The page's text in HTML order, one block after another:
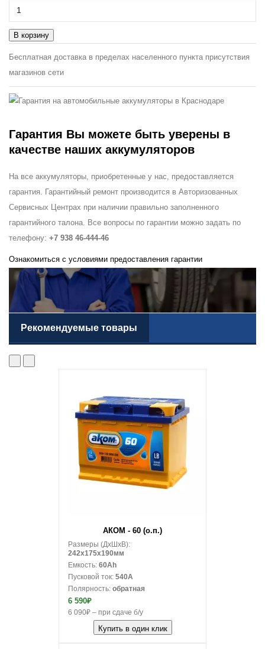
В корзину
Бесплатная доставка в пределах населенного пункта присутствия
магазинов сети
Гарантия Вы можете быть уверены в
качестве наших аккумуляторов
На все аккумуляторы, приобретенные у нас, предоставляется
гарантия. Гарантийный ремонт производится в Авторизованных
Сервисных Центрах при наличии правильно заполненного
гарантийного талона. Все вопросы по гарантии можно задать по
телефону: +7 938 46-444-46
Ознакомиться с условиями предоставления гарантии
Рекомендуемые товары
АКОМ - 60 (о.п.)
Размеры (ДxШxВ):
242x175x190мм
Емкость: 60Ah
Пусковой ток: 540A
Полярность: обратная
6 590₽
6 090₽ – при сдаче б/у
Купить в один клик